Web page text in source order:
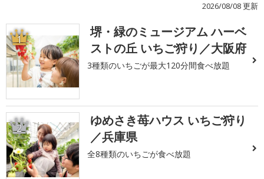
2026/08/08 更新
1
堺・緑のミュージアム ハーベ
ストの丘 いちご狩り／大阪府
3種類のいちごが最大120分間食べ放題
2
ゆめさき苺ハウス いちご狩り
／兵庫県
全8種類のいちごが食べ放題